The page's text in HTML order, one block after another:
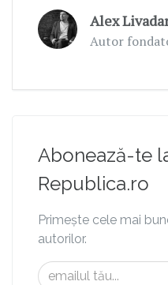
Alex
Autor
Abonează-te
Republica.ro
Primește cele mai
autorilor.